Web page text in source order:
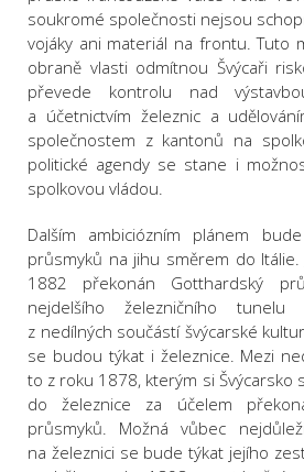
soukromé společnosti nejsou
vojáky ani materiál na frontu. Tuto
obraně vlasti odmítnou Švýcaři
převede kontrolu nad
a účetnictvím železnic a
společnostem z kantonů na
politické agendy se stane i
spolkovou vládou.
Dalším ambiciózním plánem
průsmyků na jihu směrem do
1882 překonán Gotthardský
nejdelšího železničního
z nedílných součástí švýcarské
se budou týkat i železnice. Mezi
to z roku 1878, kterým si Švýcarsko
do železnice za účelem
průsmyků. Možná vůbec
na železnici se bude týkat jejího